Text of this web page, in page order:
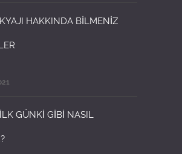
HAKKINDA BİLMENİZ
GÜNKİ GİBİ NASIL